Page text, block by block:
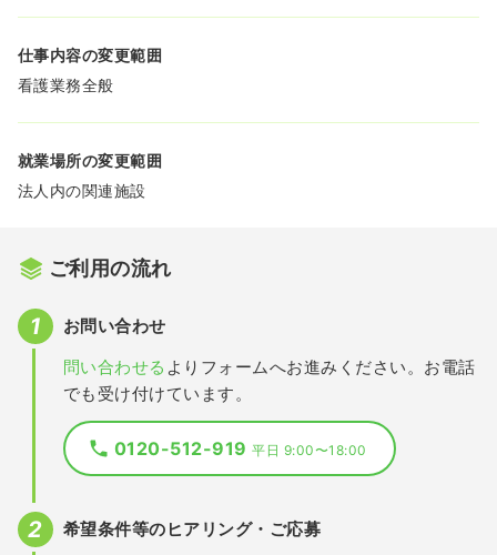
仕事内容の変更範囲
看護業務全般
就業場所の変更範囲
法人内の関連施設
ご利用の流れ
お問い合わせ
問い合わせる よりフォームへお進みください。お電話
でも受け付けています。
0120-512-919平日 9:00〜18:00
希望条件等のヒアリング・ご応募